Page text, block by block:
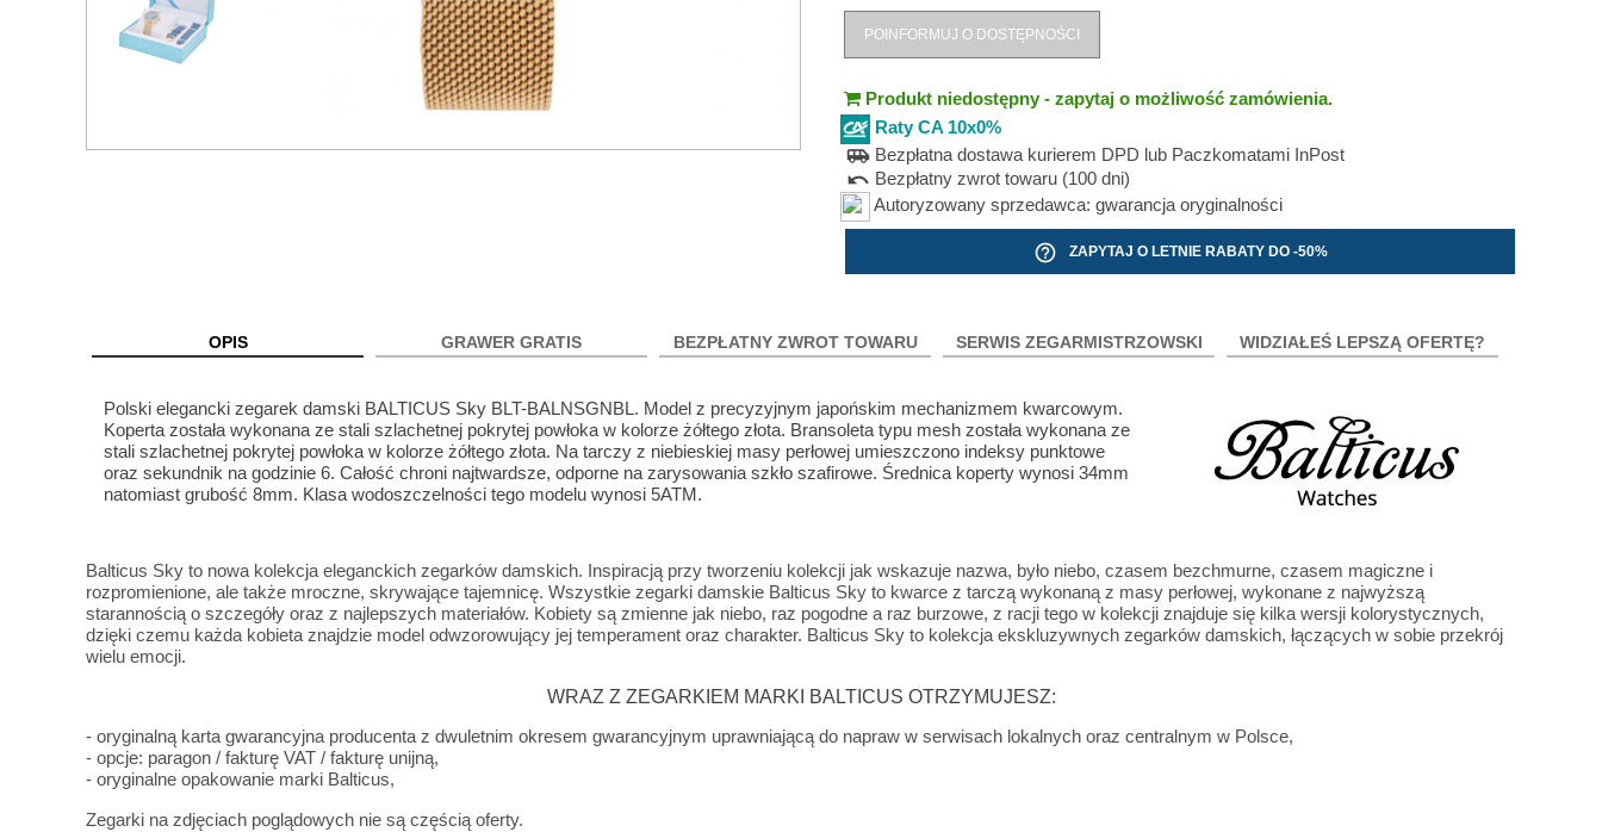
POINFORMUJ O DOSTĘPNOŚCI
Produkt niedostępny - zapytaj o możliwość zamówienia.
Raty CA 10x0%
airport_shuttle Bezpłatna dostawa kurierem DPD lub Paczkomatami InPost
undo Bezpłatny zwrot towaru (100 dni)
Autoryzowany sprzedawca: gwarancja oryginalności
help_outline ZAPYTAJ O LETNIE RABATY DO -50%
OPIS GRAWER GRATIS BEZPŁATNY ZWROT TOWARU SERWIS ZEGARMISTRZOWSKI WIDZIAŁEŚ LEPSZĄ OFERTĘ?
Polski elegancki zegarek damski BALTICUS Sky BLT-BALNSGNBL. Model z precyzyjnym japońskim mechanizmem kwarcowym.
Koperta została wykonana ze stali szlachetnej pokrytej powłoka w kolorze żółtego złota. Bransoleta typu mesh została wykonana ze
stali szlachetnej pokrytej powłoka w kolorze żółtego złota. Na tarczy z niebieskiej masy perłowej umieszczono indeksy punktowe
oraz sekundnik na godzinie 6. Całość chroni najtwardsze, odporne na zarysowania szkło szafirowe. Średnica koperty wynosi 34mm
natomiast grubość 8mm. Klasa wodoszczelności tego modelu wynosi 5ATM.
Balticus Sky to nowa kolekcja eleganckich zegarków damskich. Inspiracją przy tworzeniu kolekcji jak wskazuje nazwa, było niebo, czasem bezchmurne, czasem magiczne i
rozpromienione, ale także mroczne, skrywające tajemnicę. Wszystkie zegarki damskie Balticus Sky to kwarce z tarczą wykonaną z masy perłowej, wykonane z najwyższą
starannością o szczegóły oraz z najlepszych materiałów. Kobiety są zmienne jak niebo, raz pogodne a raz burzowe, z racji tego w kolekcji znajduje się kilka wersji kolorystycznych,
dzięki czemu każda kobieta znajdzie model odwzorowujący jej temperament oraz charakter. Balticus Sky to kolekcja ekskluzywnych zegarków damskich, łączących w sobie przekrój
wielu emocji.
WRAZ Z ZEGARKIEM MARKI BALTICUS OTRZYMUJESZ:
- oryginalną karta gwarancyjna producenta z dwuletnim okresem gwarancyjnym uprawniającą do napraw w serwisach lokalnych oraz centralnym w Polsce,
- opcje: paragon / fakturę VAT / fakturę unijną,
- oryginalne opakowanie marki Balticus,
Zegarki na zdjęciach poglądowych nie są częścią oferty.